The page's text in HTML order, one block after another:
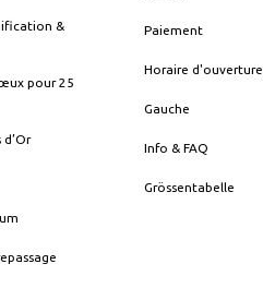
&
pour 25
Paiement
Horaire d'ouverture.
Gauche
Info & FAQ
Grössentabelle